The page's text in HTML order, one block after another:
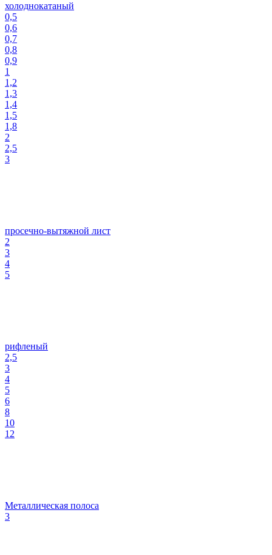
холоднокатаный
0,5
0,6
0,7
0,8
0,9
1
1,2
1,3
1,4
1,5
1,8
2
2,5
3
просечно-вытяжной лист
2
3
4
5
рифленый
2,5
3
4
5
6
8
10
12
Металлическая полоса
3